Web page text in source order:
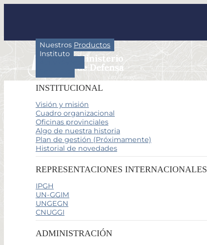
Nuestros Productos
Instituto
INSTITUCIONAL
Visión y misión
Cuadro organizacional
Oficinas provinciales
Algo de nuestra historia
Plan de gestión (Próximamente)
Historial de novedades
REPRESENTACIONES INTERNACIONALES
IPGH
UN-GGIM
UNGEGN
CNUGGI
ADMINISTRACIÓN